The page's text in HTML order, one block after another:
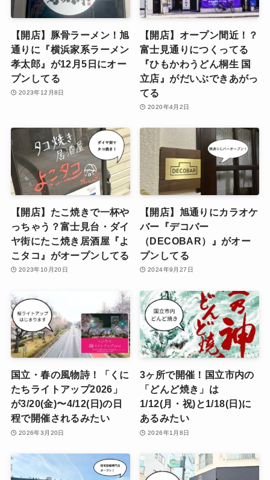
【開店】豚骨ラーメン！旭
通りに『横浜家系ラーメン
孝太郎』が12月5日にオー
プンしてる
2023年12月8日
【開店】オープン間近！？
富士見通りにつくってる
『ひもかわうどん桐生 国
立店』がだいぶできあがっ
てる
2020年4月2日
【開店】たこ焼きで一杯や
っちゃう？富士見台・ダイ
ヤ街にたこ焼き居酒屋『よ
こタコ』がオープンしてる
2023年10月20日
【開店】旭通りにカラオケ
バー『デコバー
（DECOBAR）』がオー
プンしてる
2024年9月27日
国立・春の風物詩！「くに
たちライトアップ2026」
が3/20(金)〜4/12(日)の日
程で開催されるみたい
2026年3月20日
3ヶ所で開催！国立市内の
「どんど焼き」は
1/12(月・祝)と1/18(日)に
あるみたい
2026年1月8日